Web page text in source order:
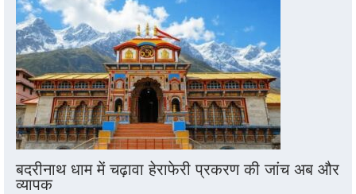
बदरीनाथ धाम में चढ़ावा हेराफेरी प्रकरण की जांच अब और
व्यापक